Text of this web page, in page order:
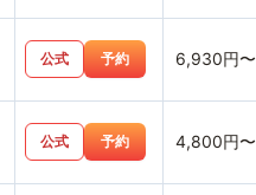
公式 予約 6,930円〜
公式 予約 4,800円〜